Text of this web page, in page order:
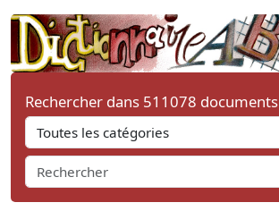
Rechercher dans 511078 documents